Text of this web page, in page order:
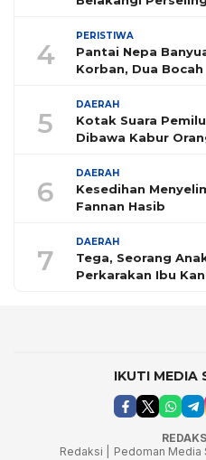
4
PERISTIWA
Pantai Nepa
Korban, Dua
5
DAERAH
Kotak Suara
Dibawa Kabur
6
DAERAH
Kesedihan
Fannan Hasib
7
DAERAH
Tega, Seorang
Perkarakan Ibu
IKUTI MEDIA
Redaksi |
Pedoman Media